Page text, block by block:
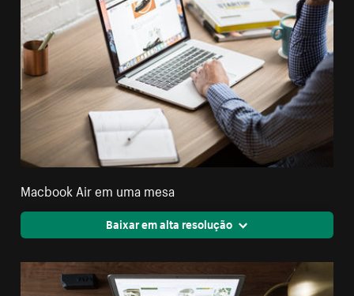
Macbook Air em uma mesa
Baixar em alta resolução